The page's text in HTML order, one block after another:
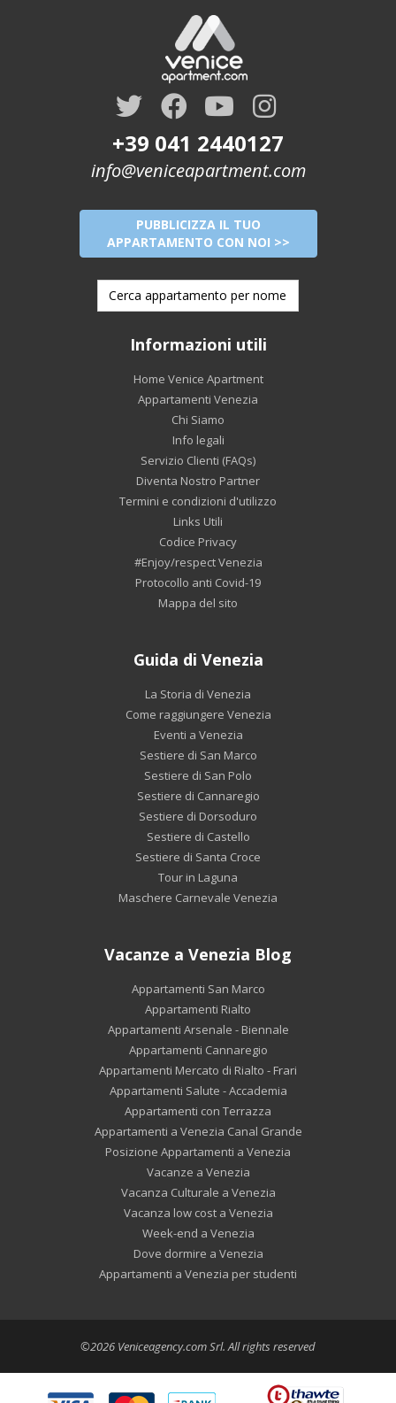
+39 041 2440127
info@veniceapartment.com
PUBBLICIZZA IL TUO
APPARTAMENTO CON NOI >>
Informazioni utili
Home Venice Apartment
Appartamenti Venezia
Chi Siamo
Info legali
Servizio Clienti (FAQs)
Diventa Nostro Partner
Termini e condizioni d'utilizzo
Links Utili
Codice Privacy
#Enjoy/respect Venezia
Protocollo anti Covid-19
Mappa del sito
Guida di Venezia
La Storia di Venezia
Come raggiungere Venezia
Eventi a Venezia
Sestiere di San Marco
Sestiere di San Polo
Sestiere di Cannaregio
Sestiere di Dorsoduro
Sestiere di Castello
Sestiere di Santa Croce
Tour in Laguna
Maschere Carnevale Venezia
Vacanze a Venezia Blog
Appartamenti San Marco
Appartamenti Rialto
Appartamenti Arsenale - Biennale
Appartamenti Cannaregio
Appartamenti Mercato di Rialto - Frari
Appartamenti Salute - Accademia
Appartamenti con Terrazza
Appartamenti a Venezia Canal Grande
Posizione Appartamenti a Venezia
Vacanze a Venezia
Vacanza Culturale a Venezia
Vacanza low cost a Venezia
Week-end a Venezia
Dove dormire a Venezia
Appartamenti a Venezia per studenti
©2026 Veniceagency.com Srl. All rights reserved